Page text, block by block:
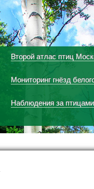
Второй атлас птиц
Мониторинг гнёзд
Наблюдения за